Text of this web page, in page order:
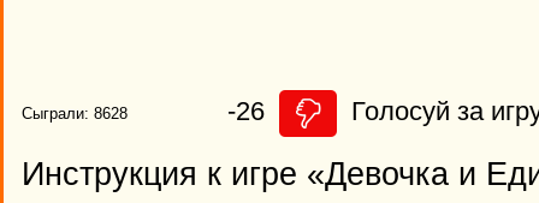
Сыграли: 8628 -26 Голосуй за
Инструкция к игре «Девочка и